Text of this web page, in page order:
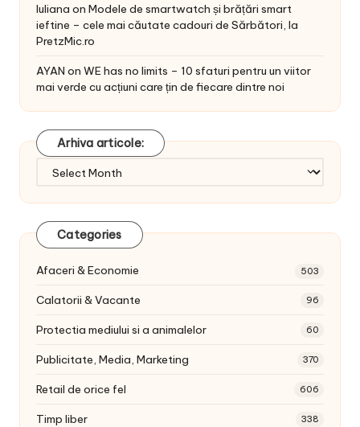
Iuliana on Modele de smartwatch și brățări smart
ieftine – cele mai căutate cadouri de Sărbători, la
PretzMic.ro
AYAN on WE has no limits – 10 sfaturi pentru un viitor
mai verde cu acțiuni care țin de fiecare dintre noi
Arhiva articole:
Arhiva
Categories
Afaceri & Economie 503
Calatorii & Vacante 96
Protectia mediului si a animalelor 60
Publicitate, Media, Marketing 370
Retail de orice fel 606
Timp liber 338